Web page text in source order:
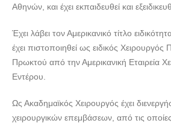
ΘΕΟΔΩΡΟΠΟΥΛΟΣ ΓΕΩΡΓΙΟΣ---
Αθηνών, και έχει εκπαιδευθεί και
Έχει λάβει τον Αμερικανικό τίτλο
έχει πιστοποιηθεί ως ειδικός Χειρουργός
Πρωκτού από την Αμερικανική Εταιρεία
Εντέρου.
Ως Ακαδημαϊκός Χειρουργός έχει
χειρουργικών επεμβάσεων, από τις